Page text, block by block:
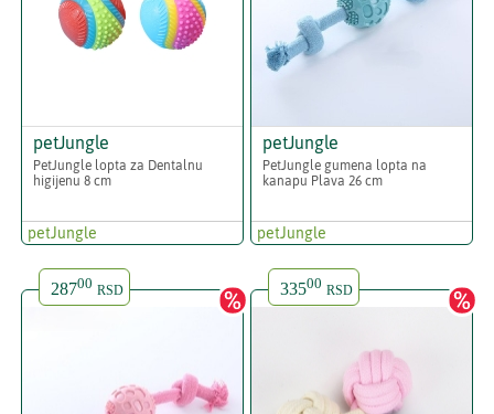
petJungle
PetJungle lopta za Dentalnu
higijenu 8 cm
petJungle
petJungle
PetJungle gumena lopta na
kanapu Plava 26 cm
petJungle
28700 RSD 33500 RSD